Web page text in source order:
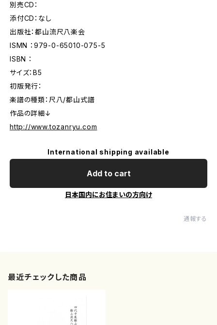
別売CD：
添付CD：なし
出版社：都山流尺八楽会
ISMN ：979-0-65010-075-5
ISBN ：
サイズ：B5
初版発行：
楽譜の種類：尺八/都山式譜
作品の詳細↓
http://www.tozanryu.com
International shipping available
Add to cart
日本国内にお住まいの方向け
通報する
最近チェックした商品